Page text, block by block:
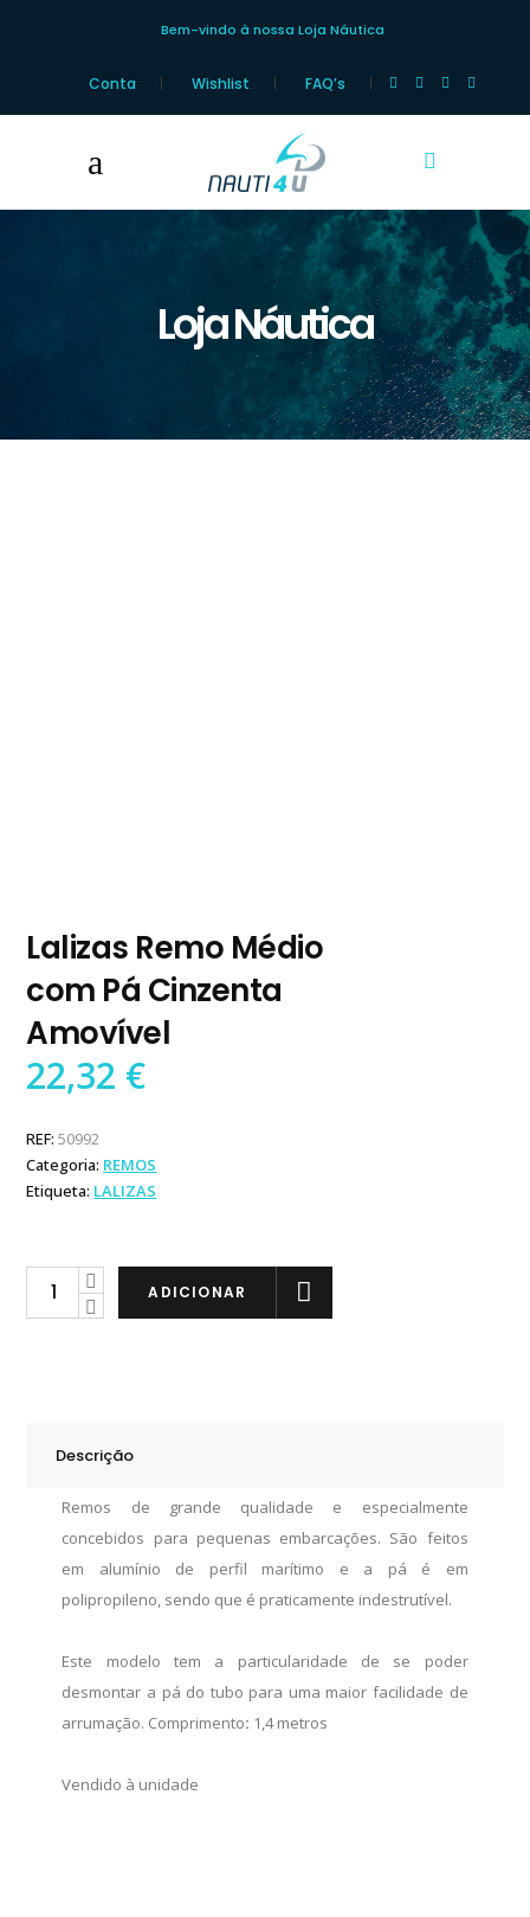
Bem-vindo à nossa Loja Náutica
Conta Wishlist FAQ’s
Loja Náutica
Lalizas Remo Médio
com Pá Cinzenta
Amovível
22,32 €
REF:50992
Categoria: REMOS
Etiqueta: LALIZAS
Lalizas
Amovível
ADICIONAR
Descrição
Remos de grande qualidade e especialmente
concebidos para pequenas embarcações. São feitos
em alumínio de perfil marítimo e a pá é em
polipropileno, sendo que é praticamente indestrutível.
Este modelo tem a particularidade de se poder
desmontar a pá do tubo para uma maior facilidade de
arrumação. Comprimento: 1,4 metros
Vendido à unidade